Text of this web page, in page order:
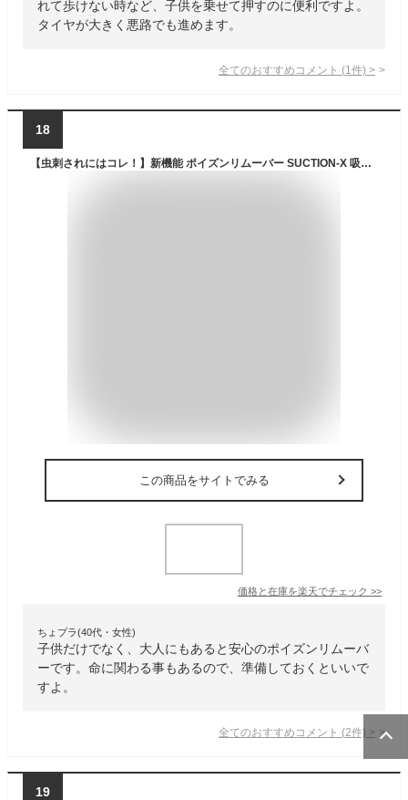
れて歩けない時など、子供を乗せて押すのに便利ですよ。
タイヤが大きく悪路でも進めます。
全てのおすすめコメント (1 件) >
18
【虫刺されにはコレ！】新機能 ポイズンリムーバー SUCTION-X 吸引維持 ロック機能付き! 予備カップも付属した安心パック 【品質1年間保証】rsl
この商品をサイトでみる
価格と在庫を楽天でチェック >>
ちょプラ(40代・女性)
子供だけでなく、大人にもあると安心のポイズンリムーバ
ーです。命に関わる事もあるので、準備しておくといいで
すよ。
全てのおすすめコメント (2件) >
19